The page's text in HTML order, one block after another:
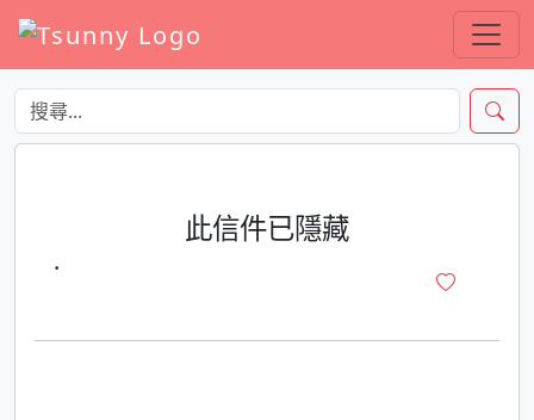
此信件已隱藏
·